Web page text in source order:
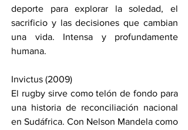
deporte para explorar la soledad, el
sacrificio y las decisiones que cambian
una vida. Intensa y profundamente
humana.
Invictus (2009)
El rugby sirve como telón de fondo para
una historia de reconciliación nacional
en Sudáfrica. Con Nelson Mandela como